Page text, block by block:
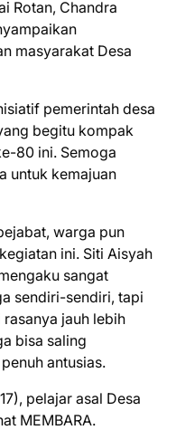
Rotan, Chandra
masyarakat Desa
pemerintah desa
begitu kompak
80 ini. Semoga
untuk kemajuan
warga pun
ini. Siti Aisyah
sangat
sendiri-sendiri, tapi
jauh lebih
bisa saling
antusias.
pelajar asal Desa
MEMBARA.